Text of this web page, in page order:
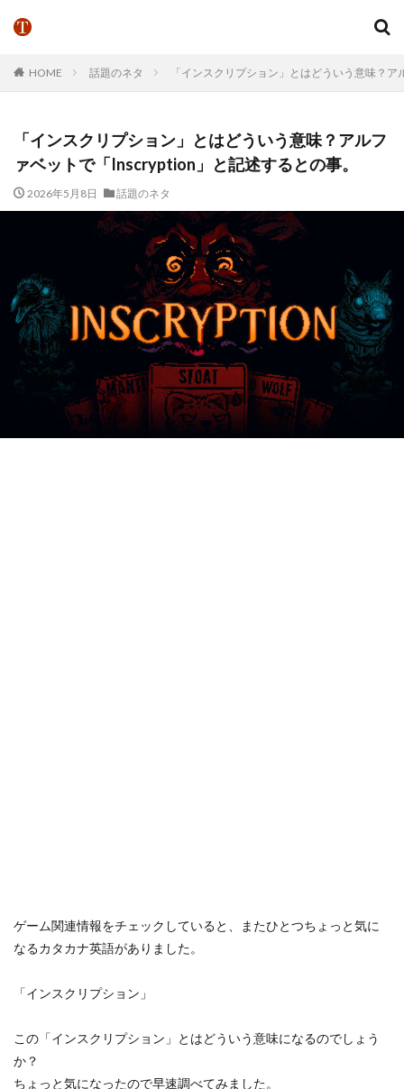
HOME 話題のネタ 「インスクリプション」とはどういう意味？
「インスクリプション」とはどういう意味？アルフ
ァベットで「Inscryption」と記述するとの事。
2026年5月8日 話題のネタ
ゲーム関連情報をチェックしていると、またひとつちょっと気に
なるカタカナ英語がありました。
「インスクリプション」
この「インスクリプション」とはどういう意味になるのでしょう
か？
ちょっと気になったので早速調べてみました。